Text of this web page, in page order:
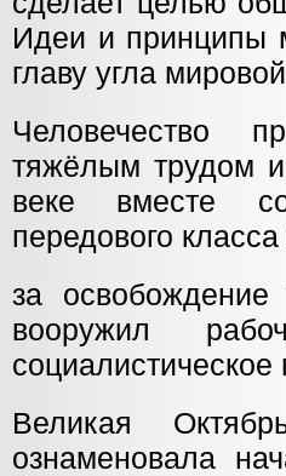
Идеи и принципы
главу угла
Человечество
тяжёлым трудом
веке вместе
передового
за
вооружил
Великая
ознаменовала